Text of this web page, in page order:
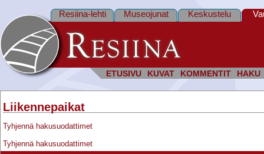
ETUSIVU KUVAT KOMMENTIT HAKU
Resiina-lehti Museojunat Keskustelu
Liikennepaikat
Tyhjennä hakusuodattimet
Tyhjennä hakusuodattimet